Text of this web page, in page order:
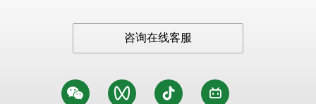
咨询在线客服